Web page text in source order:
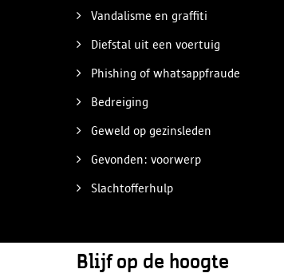
Vandalisme en graffiti
Diefstal uit een voertuig
Phishing of whatsappfraude
Bedreiging
Geweld op gezinsleden
Gevonden: voorwerp
Slachtofferhulp
Blijf op de hoogte